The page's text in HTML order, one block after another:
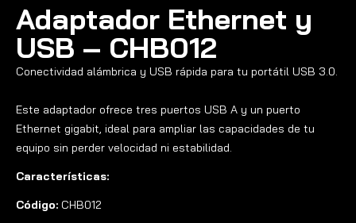
Adaptador Ethernet y
USB – CHB012
Conectividad alámbrica y USB rápida para tu portátil USB 3.0.
Este adaptador ofrece tres puertos USB A y un puerto
Ethernet gigabit, ideal para ampliar las capacidades de tu
equipo sin perder velocidad ni estabilidad.
Características:
Código: CHB012